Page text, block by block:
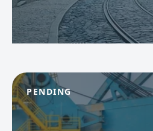
PENDING